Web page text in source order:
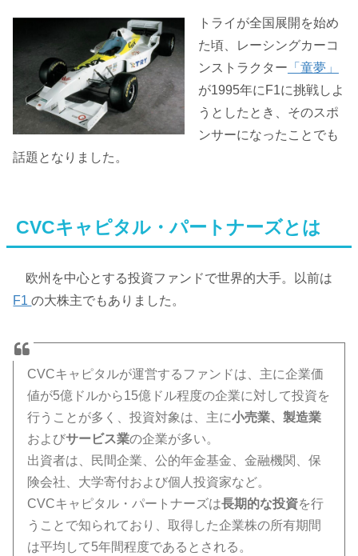
トライが全国展開を始め
た頃、レーシングカーコ
ンストラクター 「童夢」
が1995年にF1に挑戦しよ
うとしたとき、そのスポ
ンサーになったことでも
話題となりました。
CVCキャピタル・パートナーズとは
欧州を中心とする投資ファンドで世界的大手。以前は
F1の大株主でもありました。
CVCキャピタルが運営するファンドは、主に企業価
値が5億ドルから15億ドル程度の企業に対して投資を
行うことが多く、投資対象は、主に小売業、製造業
およびサービス業の企業が多い。
出資者は、民間企業、公的年金基金、金融機関、保
険会社、大学寄付および個人投資家など。
CVCキャピタル・パートナーズは長期的な投資を行
うことで知られており、取得した企業株の所有期間
は平均して5年間程度であるとされる。